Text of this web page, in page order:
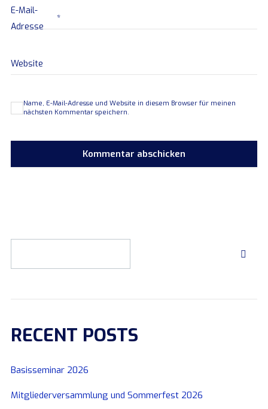
E-Mail-
Adresse
*
Website
Name, E-Mail-Adresse und Website in diesem Browser für meinen
nächsten Kommentar speichern.
RECENT POSTS
Basisseminar 2026
Mitgliederversammlung und Sommerfest 2026